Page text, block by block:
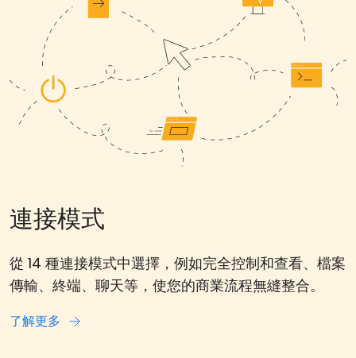
連接模式
從 14 種連接模式中選擇，例如完全控制和查看、檔案
傳輸、終端、聊天等，使您的商業流程無縫整合。
了解更多